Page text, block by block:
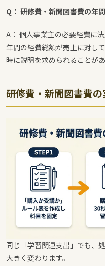
Q： 研修費・新聞図書費の年
A： 個人事業主の必要経費に
年間の経費総額が売上に対し
時に説明を求められることがあ
研修費・新聞図書費
同じ「学習関連支出」でも、
大きく変わります。